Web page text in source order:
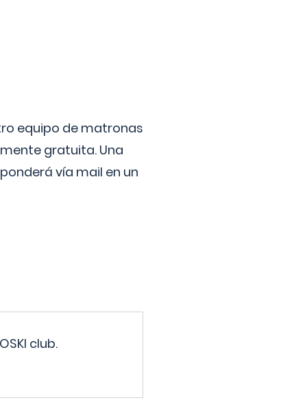
equipo de matronas
gratuita. Una
vía mail en un
club.